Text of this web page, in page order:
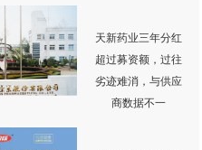
天新药业三年分红
超过募资额，过往
劣迹难消，与供应
商数据不一